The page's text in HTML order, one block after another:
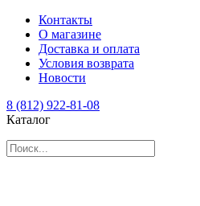
Контакты
О магазине
Доставка и оплата
Условия возврата
Новости
8 (812) 922-81-08
Каталог